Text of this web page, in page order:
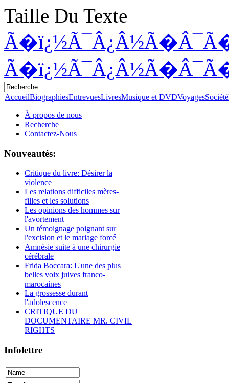
Taille Du Texte
AccueilBiographiesEntrevuesLivresMusique et DVDVoyagesSociété
À propos de nous
Recherche
Contactez-Nous
Nouveautés:
Critique du livre: Désirer la
violence
Les relations difficiles mères-
filles et les solutions
Les opinions des hommes sur
l'avortement
Un témoignage poignant sur
l'excision et le mariage forcé
Amnésie suite à une chirurgie
cérébrale
Frida Boccara: L'une des plus
belles voix juives franco-
marocaines
La grossesse durant
l'adolescence
CRITIQUE DU
DOCUMENTAIRE MR. CIVIL
RIGHTS
Infolettre